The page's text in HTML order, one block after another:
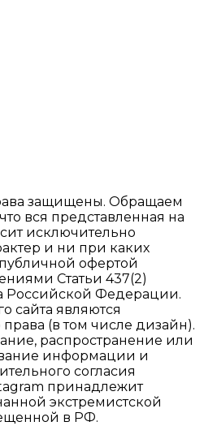
защищены. Обращаем
вся представленная на
исключительно
и ни при каких
офертой
Статьи 437(2)
Российской Федерации.
сайта являются
(в том числе дизайн).
распространение или
информации и
согласия
принадлежит
экстремистской
в РФ.